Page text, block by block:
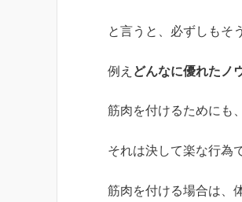
と言うと、必ずしもそ
例え どんなに優れたノ
筋肉を付けるためにも
それは決して楽な行為
筋肉を付ける場合は、